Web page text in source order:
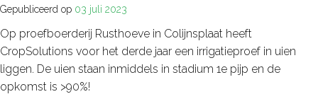
Gepubliceerd op 03 juli 2023
Op proefboerderij Rusthoeve in Colijnsplaat heeft
CropSolutions voor het derde jaar een irrigatieproef in uien
liggen. De uien staan inmiddels in stadium 1e pijp en de
opkomst is >90%!